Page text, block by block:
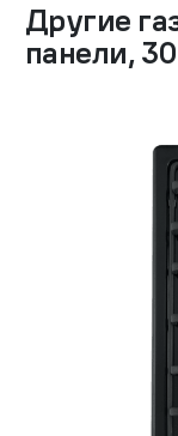
Другие
панели,